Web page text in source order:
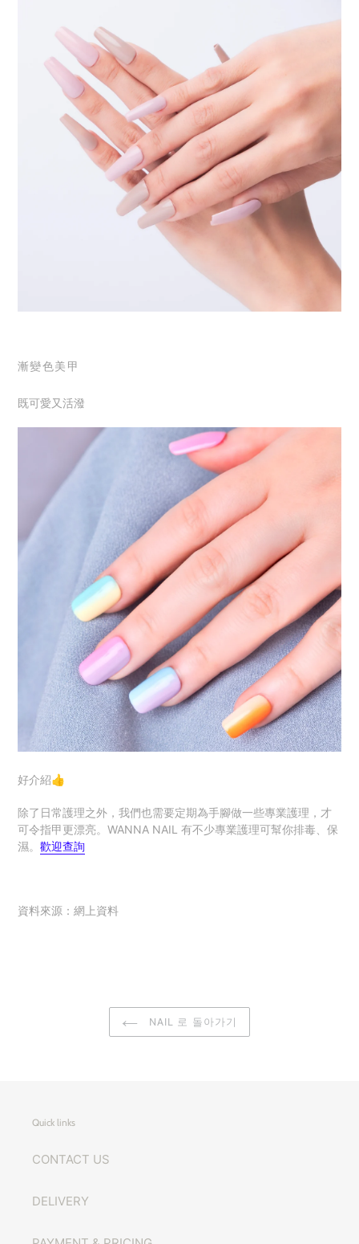
漸變色美甲
既可愛又活潑
好介紹👍
除了日常護理之外，我們也需要定期為手腳做一些專業護理，才
可令指甲更漂亮。WANNA NAIL 有不少專業護理可幫你排毒、保
濕。 歡迎查詢
資料來源：網上資料
NAIL 로 돌아가기
Quick links
CONTACT US
DELIVERY